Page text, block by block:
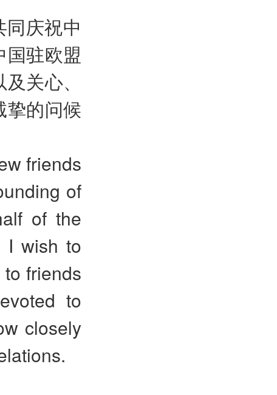
庆祝中
驻欧盟
关心、
挚的问候
friends
of
of the
I wish to
friends
to
closely